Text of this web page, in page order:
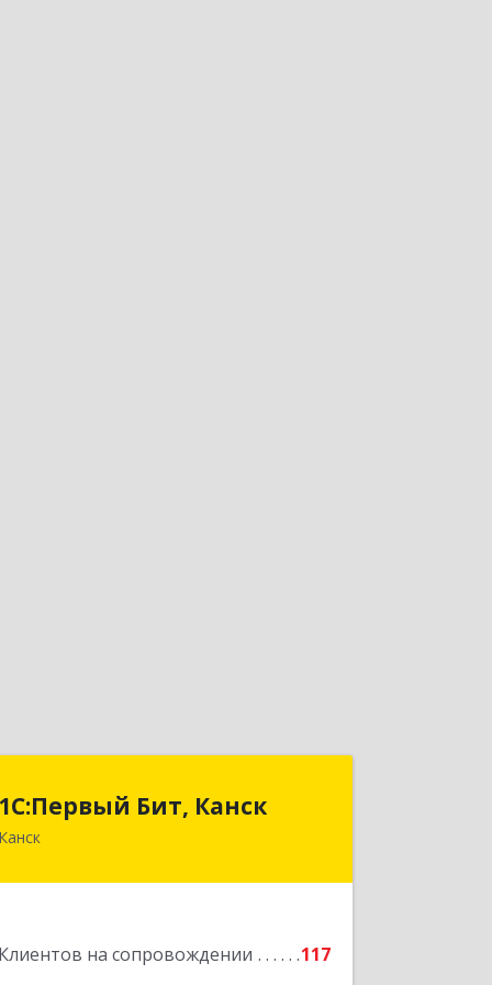
1С:Первый Бит, Канск
Канск
Клиентов на сопровождении 117
1С:Первый Бит, Канск
663600, Красноярский край, Канск г,